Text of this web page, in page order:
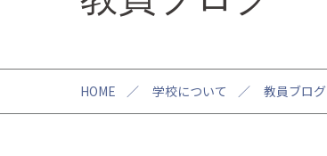
HOME ／ 学校について ／ 教員ブログ